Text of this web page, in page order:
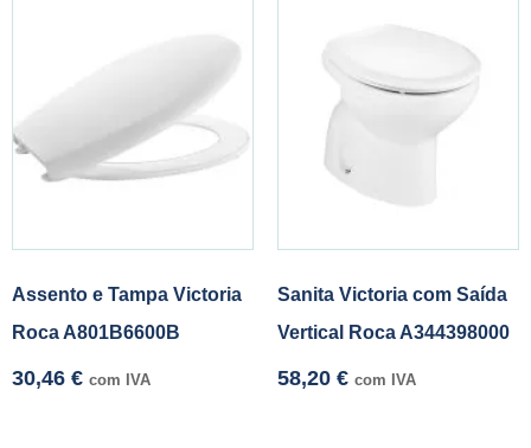
Assento e Tampa Victoria
Roca A801B6600B
30,46 € com IVA
Sanita Victoria com Saída
Vertical Roca A344398000
58,20 € com IVA